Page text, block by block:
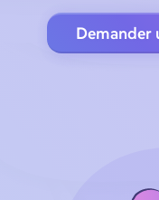
Demander